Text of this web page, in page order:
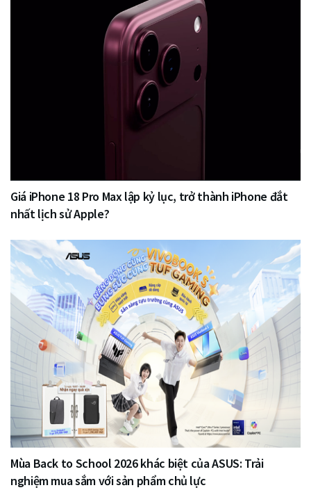
Giá iPhone 18 Pro Max lập kỷ lục, trở thành iPhone đắt
nhất lịch sử Apple?
Mùa Back to School 2026 khác biệt của ASUS: Trải
nghiệm mua sắm với sản phẩm chủ lực